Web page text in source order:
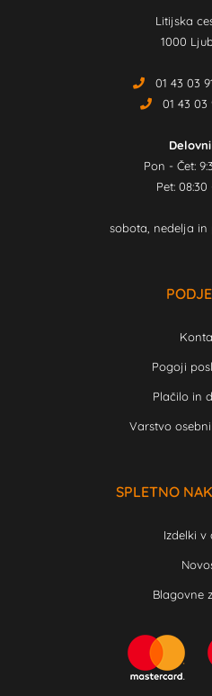
Litijska
1000
01 43 03
01 43 03
Pon - Čet:
Pet: 08:30
sobota, nedelja in
Pogoji
Plačilo in
Varstvo
SPLETNO
Izdelki v
Blagovne